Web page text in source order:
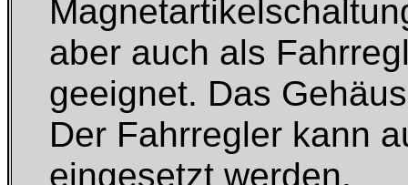
aber auch als
geeignet. Das
Der Fahrregler kann
eingesetzt werden.